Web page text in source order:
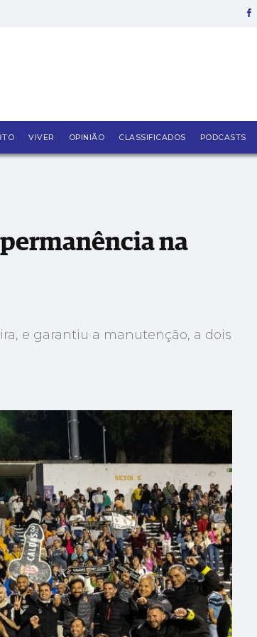
VIVER OPINIÃO CLASSIFICADOS PODCASTS
na
e garantiu a manutenção, a dois